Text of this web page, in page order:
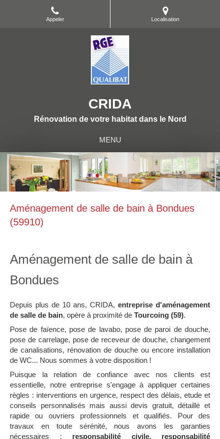
Appeler Localisation
CRIDA
Rénovation de votre habitat dans le Nord
MENU
Aménagement de salle de bain à Bondues
(59910)
Aménagement de salle de bain à
Bondues
Depuis plus de 10 ans, CRIDA, entreprise d'aménagement
de salle de bain, opère à proximité de Tourcoing (59).
Pose de faïence, pose de lavabo, pose de paroi de douche,
pose de carrelage, pose de receveur de douche, changement
de canalisations, rénovation de douche ou encore installation
de WC... Nous sommes à votre disposition !
Puisque la relation de confiance avec nos clients est
essentielle, notre entreprise s'engage à appliquer certaines
règles : interventions en urgence, respect des délais, etude et
conseils personnalisés mais aussi devis gratuit, détaillé et
rapide ou ouvriers professionnels et qualifiés. Pour des
travaux en toute sérénité, nous avons les garanties
nécessaires : responsabilité civile, responsabilité